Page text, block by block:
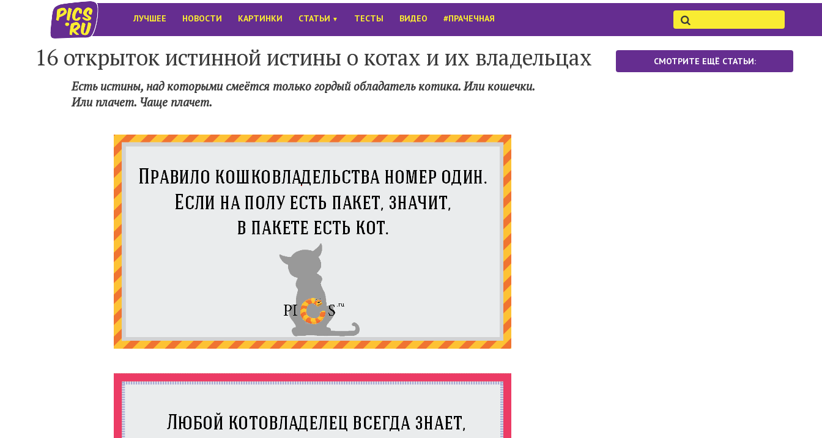
ЛУЧШЕЕ НОВОСТИ КАРТИНКИ СТАТЬИ ▼ ТЕСТЫ ВИДЕО #ПРАЧЕЧНАЯ
16 открыток истинной истины о котах и их владельцах
Есть истины, над которыми смеётся только гордый обладатель котика. Или кошечки.
Или плачет. Чаще плачет.
СМОТРИТЕ ЕЩЁ СТАТЬИ: